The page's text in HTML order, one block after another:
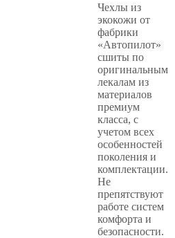
Чехлы из
экокожи от
фабрики
«Автопилот»
сшиты по
оригинальным
лекалам из
материалов
премиум
класса, с
учетом всех
особенностей
поколения и
комплектации.
Не
препятствуют
работе систем
комфорта и
безопасности.